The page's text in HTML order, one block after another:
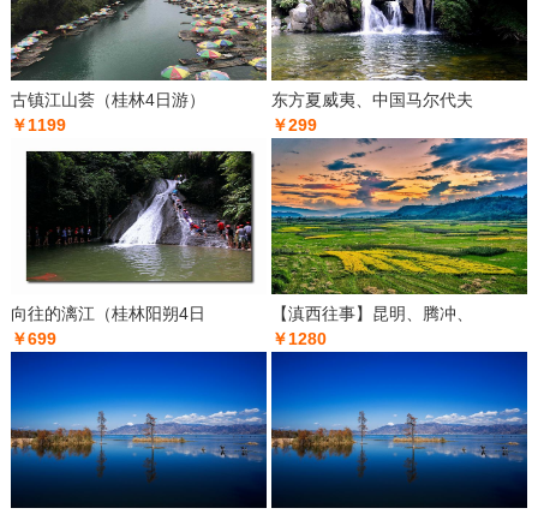
古镇江山荟（桂林4日游）
￥1199
东方夏威夷、中国马尔代夫
￥299
向往的漓江（桂林阳朔4日
￥699
【滇西往事】昆明、腾冲、
￥1280